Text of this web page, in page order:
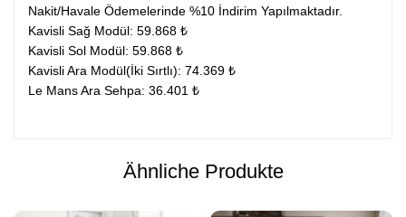
Nakit/Havale Ödemelerinde %10 İndirim Yapılmaktadır.
Kavisli Sağ Modül: 59.868 ₺
Kavisli Sol Modül: 59.868 ₺
Kavisli Ara Modül(İki Sırtlı): 74.369 ₺
Le Mans Ara Sehpa: 36.401 ₺
Ähnliche Produkte